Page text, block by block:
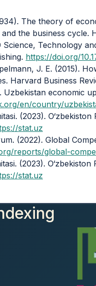
The theory of
the business cycle.
Science, Technology
https://doi.org/
J. E. (2015).
Harvard Business
economic
en/country/
(2023).
stat.uz
(2022). Global
reports/global-
(2023).
stat.uz